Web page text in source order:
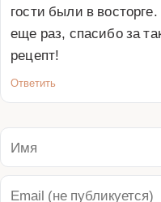
гости были в
еще раз, спасибо за
рецепт!
Ответить